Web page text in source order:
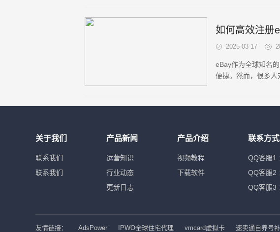
如何高效注册
2025-03-17
eBay作为全球知名
便捷。然而，很多人
关于我们
联系我们
联系我们
产品新闻
运营知识
行业动态
更新日志
产品介绍
视频教程
下载软件
联系方式
QQ客服1
QQ客服2
QQ客服3
友情链接： AdsPower IPWO全球住宅代理 vmcard虚拟卡 速卖通自养号